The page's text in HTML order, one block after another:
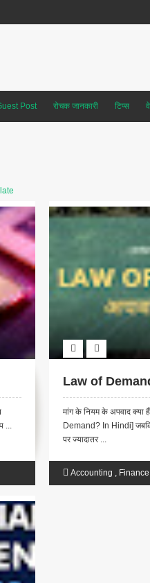
Post रोचक जानकारी टिप्स
...
Law of
मांग के नियम के अपवाद
Demand? In Hindi]
पर ज्यादातर ...
Accounting , Finance